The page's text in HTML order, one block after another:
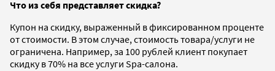
Что из себя представляет скидка?
Купон на скидку, выраженный в фиксированном проценте
от стоимости. В этом случае, стоимость товара/услуги не
ограничена. Например, за 100 рублей клиент покупает
скидку в 70% на все услуги Spa-салона.